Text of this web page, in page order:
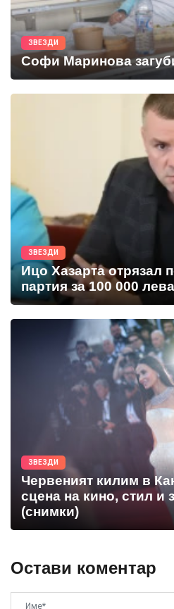
ЗВЕЗДИ
Софи Маринова
ЗВЕЗДИ
Ицо Хазарта отрязал
партия за 100 000 лева
ЗВЕЗДИ
Червеният килим в
сцена на кино, стил и
(снимки)
Остави коментар